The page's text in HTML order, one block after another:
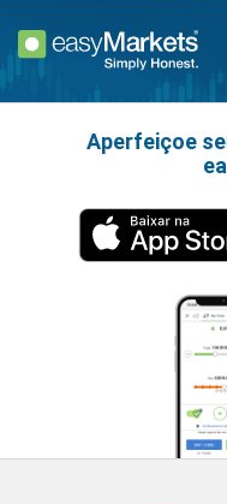
Aperfeiçoe